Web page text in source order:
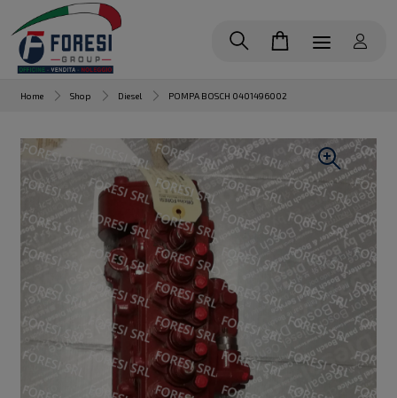
Home Shop Diesel POMPA BOSCH 0401496002